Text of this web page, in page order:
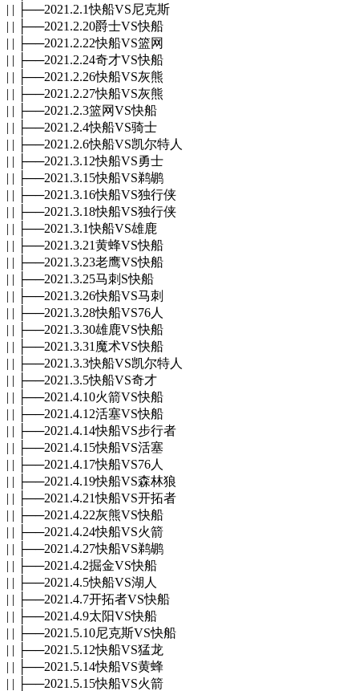
| | ├──2021.2.1快船VS尼克斯
| | ├──2021.2.20爵士VS快船
| | ├──2021.2.22快船VS篮网
| | ├──2021.2.24奇才VS快船
| | ├──2021.2.26快船VS灰熊
| | ├──2021.2.27快船VS灰熊
| | ├──2021.2.3篮网VS快船
| | ├──2021.2.4快船VS骑士
| | ├──2021.2.6快船VS凯尔特人
| | ├──2021.3.12快船VS勇士
| | ├──2021.3.15快船VS鹈鹕
| | ├──2021.3.16快船VS独行侠
| | ├──2021.3.18快船VS独行侠
| | ├──2021.3.1快船VS雄鹿
| | ├──2021.3.21黄蜂VS快船
| | ├──2021.3.23老鹰VS快船
| | ├──2021.3.25马刺S快船
| | ├──2021.3.26快船VS马刺
| | ├──2021.3.28快船VS76人
| | ├──2021.3.30雄鹿VS快船
| | ├──2021.3.31魔术VS快船
| | ├──2021.3.3快船VS凯尔特人
| | ├──2021.3.5快船VS奇才
| | ├──2021.4.10火箭VS快船
| | ├──2021.4.12活塞VS快船
| | ├──2021.4.14快船VS步行者
| | ├──2021.4.15快船VS活塞
| | ├──2021.4.17快船VS76人
| | ├──2021.4.19快船VS森林狼
| | ├──2021.4.21快船VS开拓者
| | ├──2021.4.22灰熊VS快船
| | ├──2021.4.24快船VS火箭
| | ├──2021.4.27快船VS鹈鹕
| | ├──2021.4.2掘金VS快船
| | ├──2021.4.5快船VS湖人
| | ├──2021.4.7开拓者VS快船
| | ├──2021.4.9太阳VS快船
| | ├──2021.5.10尼克斯VS快船
| | ├──2021.5.12快船VS猛龙
| | ├──2021.5.14快船VS黄蜂
| | ├──2021.5.15快船VS火箭